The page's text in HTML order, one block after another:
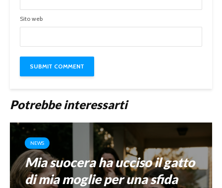
Sito web
Potrebbe interessarti
NEWS
Mia suocera ha ucciso il gatto
di mia moglie per una sfida